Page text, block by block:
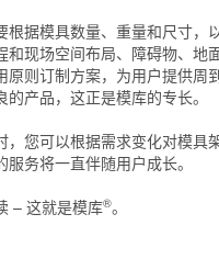
根据模具数量、重量和尺寸，
和现场空间布局、障碍物、地
原则订制方案，为用户提供周
产品，这正是模库的专长。
，您可以根据需求变化对模具
务将一直伴随用户成长。
– 这就是模库®。